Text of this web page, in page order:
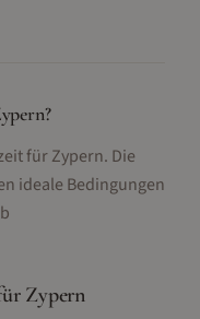
für Zypern. Die
ideale Bedingungen
Zypern